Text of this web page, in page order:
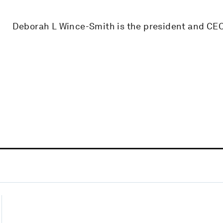
Deborah L Wince-Smith is the president and